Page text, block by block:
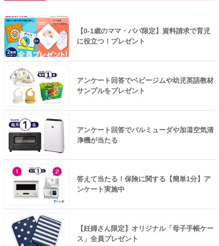
【0-1歳のママ・パパ限定】資料請求で育児
に役立つ！プレゼント
アンケート回答でベビージムや幼児英語教材
サンプルをプレゼント
アンケート回答でバルミューダや加湿空気清
浄機が当たる
答えて当たる！保険に関する【簡単1分】ア
ンケート実施中
【妊婦さん限定】オリジナル「母子手帳ケー
ス」全員プレゼント